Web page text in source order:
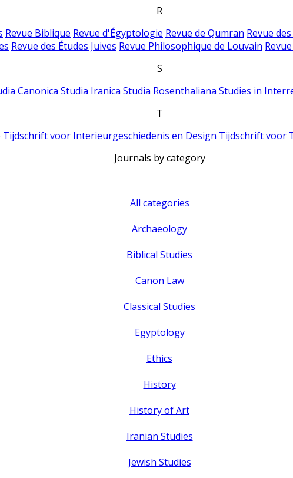
R
Revue Biblique Revue d'Égyptologie Revue de Qumran Revue
Revue des Études Juives Revue Philosophique de Louvain
S
Canonica Studia Iranica Studia Rosenthaliana Studies in
T
Tijdschrift voor Interieurgeschiedenis en Design Tijdschrift voor
Journals by category
All categories
Archaeology
Biblical Studies
Canon Law
Classical Studies
Egyptology
Ethics
History
History of Art
Iranian Studies
Jewish Studies